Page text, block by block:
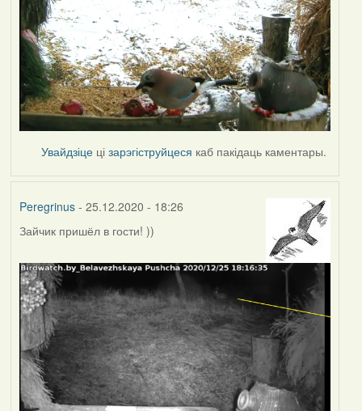
Увайдзіце цізарэгіструйцеся каб пакідаць каментары.
Peregrinus- 25.12.2020 - 18:26
Зайчик пришёл в гости! ))